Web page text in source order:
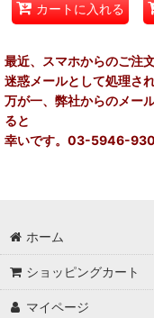
カートに入れる
最近、スマホからのご注
迷惑メールとして処理さ
万が一、弊社からのメー
ると
幸いです。03-5946-
ホーム
ショッピングカート
マイページ